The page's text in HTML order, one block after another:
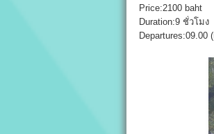
Price:2100 baht
Duration:9 ชั่วโมง
Departures:09.00